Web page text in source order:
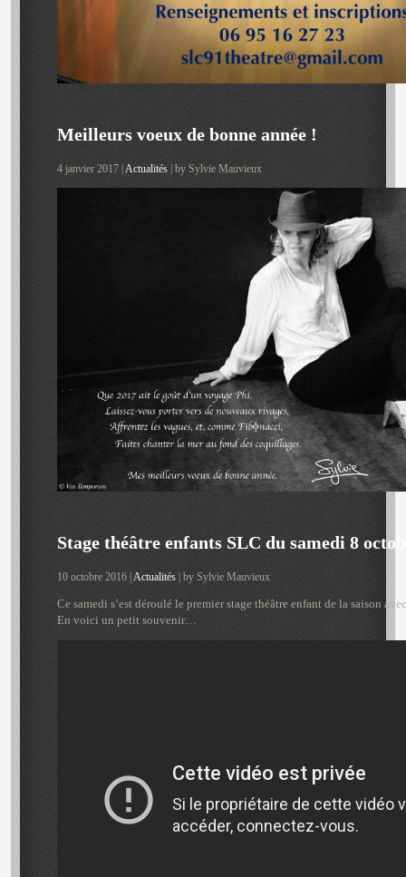
Meilleurs voeux de bonne année !
4 janvier 2017 |Actualités| by Sylvie Mauvieux
Stage théâtre enfants SLC du samedi 8
10 octobre 2016 |Actualités| by Sylvie Mauvieux
Ce samedi s’est déroulé le premier stage théâtre enfant de la saison
En voici un petit souvenir…